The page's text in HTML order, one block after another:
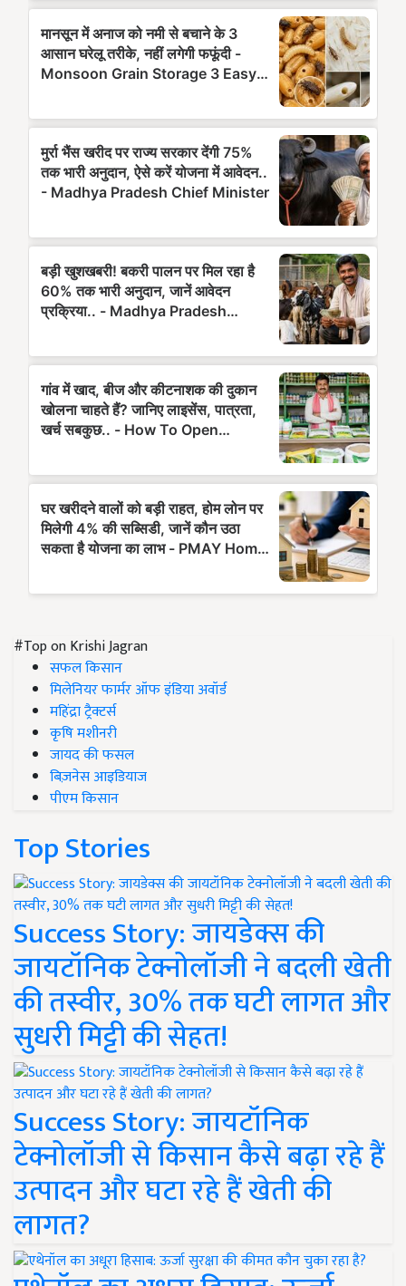
#Top on Krishi Jagran
सफल किसान
मिलेनियर फार्मर ऑफ इंडिया अवॉर्ड
महिंद्रा ट्रैक्टर्स
कृषि मशीनरी
जायद की फसल
बिज़नेस आइडियाज
पीएम किसान
Top Stories
Success Story: जायडेक्स की
जायटॉनिक टेक्नोलॉजी ने बदली खेती
की तस्वीर, 30% तक घटी लागत और
सुधरी मिट्टी की सेहत!
Success Story: जायटॉनिक
टेक्नोलॉजी से किसान कैसे बढ़ा रहे हैं
उत्पादन और घटा रहे हैं खेती की
लागत?